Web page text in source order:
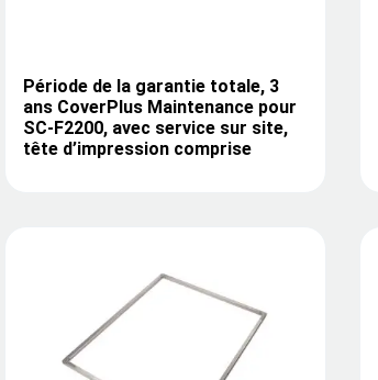
Période de la garantie totale, 3
ans CoverPlus Maintenance pour
SC-F2200, avec service sur site,
tête d’impression comprise